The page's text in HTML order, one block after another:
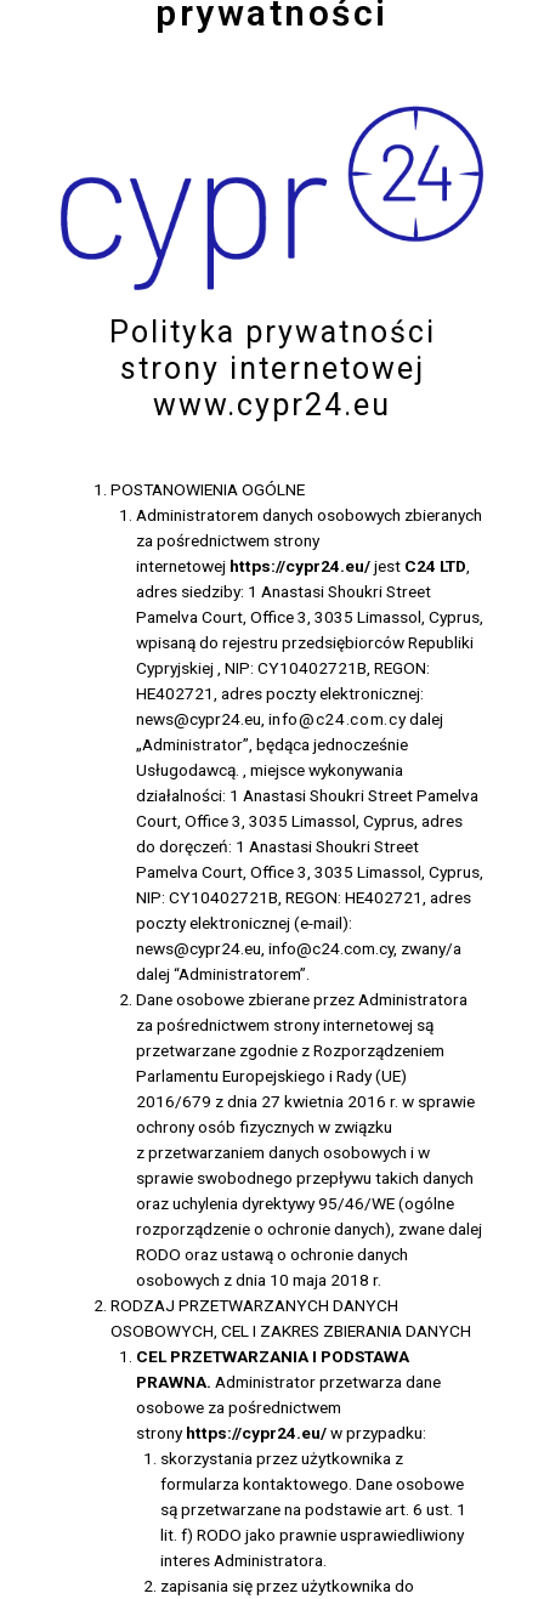
prywatności
Polityka prywatności
strony internetowej
www.cypr24.eu
POSTANOWIENIA OGÓLNE
Administratorem danych osobowych zbieranych
za pośrednictwem strony
internetowej https://cypr24.eu/jest C24 LTD
adres siedziby: 1 Anastasi Shoukri Street
Pamelva Court, Office 3, 3035 Limassol, Cyprus,
wpisaną do rejestru przedsiębiorców Republiki
Cypryjskiej , NIP: CY10402721B, REGON:
HE402721, adres poczty elektronicznej:
news@cypr24.eu, info@c24.com.cydalej
„Administrator”, będąca jednocześnie
Usługodawcą. , miejsce wykonywania
działalności: 1 Anastasi Shoukri Street Pamelva
Court, Office 3, 3035 Limassol, Cyprus, adres
do doręczeń: 1 Anastasi Shoukri Street
Pamelva Court, Office 3, 3035 Limassol, Cyprus,
NIP: CY10402721B, REGON: HE402721, adres
poczty elektronicznej (e-mail):
news@cypr24.eu, info@c24.com.cy, zwany/a
dalej “Administratorem”.
Dane osobowe zbierane przez Administratora
za pośrednictwem strony internetowej są
przetwarzane zgodnie z Rozporządzeniem
Parlamentu Europejskiego i Rady (UE)
2016/679 z dnia 27 kwietnia 2016 r. w sprawie
ochrony osób fizycznych w związku
z przetwarzaniem danych osobowych i w
sprawie swobodnego przepływu takich danych
oraz uchylenia dyrektywy 95/46/WE (ogólne
rozporządzenie o ochronie danych), zwane dalej
RODO oraz ustawą o ochronie danych
osobowych z dnia 10 maja 2018 r.
RODZAJ PRZETWARZANYCH DANYCH
OSOBOWYCH, CEL I ZAKRES ZBIERANIA DANYCH
CEL PRZETWARZANIA I PODSTAWA
PRAWNA. Administrator przetwarza dane
osobowe za pośrednictwem
stronyhttps://cypr24.eu/w przypadku:
skorzystania przez użytkownika z
formularza kontaktowego. Dane osobowe
są przetwarzane na podstawie art. 6 ust. 1
lit. f) RODO jako prawnie usprawiedliwiony
interes Administratora.
zapisania się przez użytkownika do